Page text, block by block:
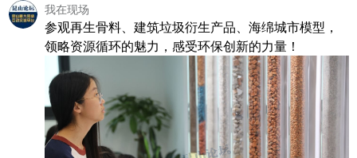
我在现场
参观再生骨料、建筑垃圾衍生产品、海绵城市模型，
领略资源循环的魅力，感受环保创新的力量！